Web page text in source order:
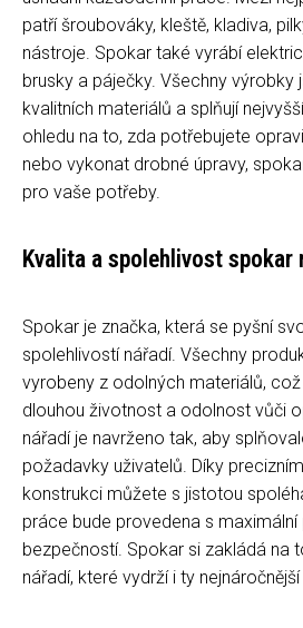
patří šroubováky, kleště, kladiva,
nástroje. Spokar také vyrábí
brusky a páječky. Všechny výrobky
kvalitních materiálů a splňují
ohledu na to, zda potřebujete
nebo vykonat drobné úpravy,
pro vaše potřeby.
Kvalita a spolehlivost spokar
Spokar je značka, která se pyšní
spolehlivostí nářadí. Všechny
vyrobeny z odolných materiálů, což
dlouhou životnost a odolnost vůči
nářadí je navrženo tak, aby
požadavky uživatelů. Díky
konstrukci můžete s jistotou
práce bude provedena s maximální
bezpečností. Spokar si zakládá na
nářadí, které vydrží i ty